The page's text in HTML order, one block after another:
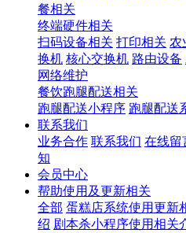
餐相关
终端硬件相关
扫码设备相关 打印相关 农
换机 核心交换机 路由设备
网络维护
餐饮跑腿配送相关
跑腿配送小程序 跑腿配送
联系我们
业务合作 联系我们 在线留
知
会员中心
帮助使用及更新相关
全部 蛋糕店系统使用更新
绍 剧本杀小程序使用相关